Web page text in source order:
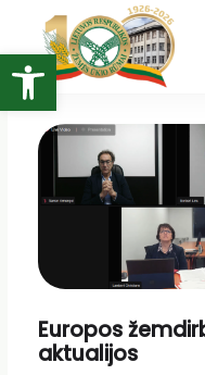
Open toolbar
turinio
Europos
aktualijos